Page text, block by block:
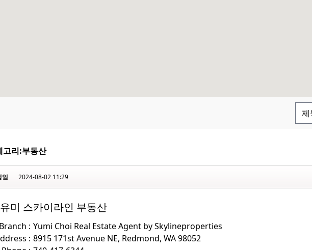
고리:부동산
일 2024-08-02 11:29
미 스카이라인 부동산
Branch : Yumi Choi Real Estate Agent by Skylineproperties
: 8915 171st Avenue NE, Redmond, WA 98052